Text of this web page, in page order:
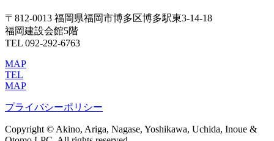
〒812-0013 福岡県福岡市博多区博多駅東3-14-18
福岡建設会館5階
TEL 092-292-6763
MAP
TEL
MAP
プライバシーポリシー
Copyright © Akino, Ariga, Nagase, Yoshikawa, Uchida, Inoue &